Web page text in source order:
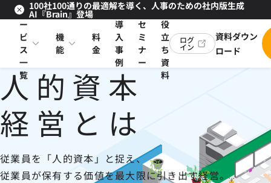
100社100通りの最適解を導く、人事のための社内版生成
AI『Brain』登場
サ
ー
ビ
ス
一
覧
機
能
料
金
導
入
事
例
セ
ミ
ナ
ー
お
役
立
ち
資
料
ログ
イン
資料ダウン
ロード
人的資本
経営とは
従業員を「人的資本」と捉え、
従業員が保有する価値を最大限に引き出す経営。